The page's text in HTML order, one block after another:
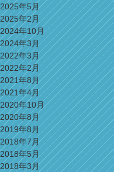
2025年5月
2025年2月
2024年10月
2024年3月
2022年3月
2022年2月
2021年8月
2021年4月
2020年10月
2020年8月
2019年8月
2018年7月
2018年5月
2018年3月